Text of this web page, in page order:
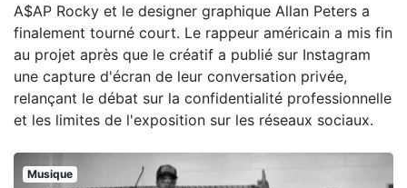
A$AP Rocky et le designer graphique Allan Peters a
finalement tourné court. Le rappeur américain a mis fin
au projet après que le créatif a publié sur Instagram
une capture d'écran de leur conversation privée,
relançant le débat sur la confidentialité professionnelle
et les limites de l'exposition sur les réseaux sociaux.
Musique